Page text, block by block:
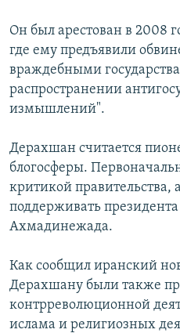
VIDEO
FOTOQALEREYA
İNFOQRAFIKA
RADIO ARXIV
OXU ZALI
AZƏRBAYCAN ƏDƏBIYYATI
İZ - MƏDƏNIYYƏT PROQRAMI
HAQQIMIZDA
MISSIYAMIZ
MATERIALLARIMIZDAN ISTIFADƏ
AZADLIQRADIOSU MOBIL
BIZIMLƏ ƏLAQƏ
XƏBƏR BÜLLETENLƏRIMIZ
BIZI IZLƏ
RFE/RL-in bütün saytları
Он был арестован в 2008
где ему предъявили
враждебными
распространении
измышлений".
Дерахшан считается
блогосферы.
критикой правительства,
поддерживать
Ахмадинежада.
Как сообщил иранский
Дерахшану были также
контрреволюционной
ислама и религиозных